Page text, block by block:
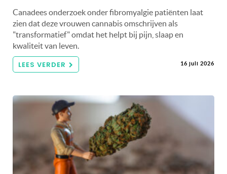
Canadees onderzoek onder fibromyalgie patiënten laat
zien dat deze vrouwen cannabis omschrijven als
"transformatief" omdat het helpt bij pijn, slaap en
kwaliteit van leven.
LEES VERDER 16 juli 2026